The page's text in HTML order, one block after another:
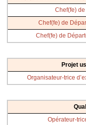
Chef(fe)
Chef(fe) de
Chef(fe) de
Projet
Organisateur-trice
Opérateur-